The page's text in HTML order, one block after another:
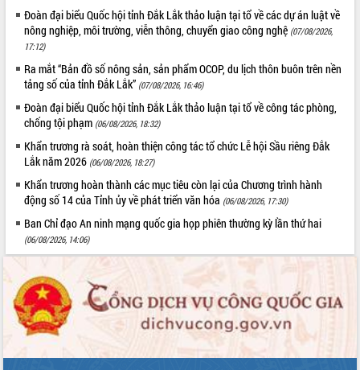
chuyển đổi số giai đoạn 2026 – 2030
với Tập đoàn Bưu chính Viễn thông
Việt Nam
Thứ trưởng Bộ Y tế làm việc với tỉnh
Đắk Lắk về phát triển nhân lực y tế
cho trạm y tế cấp xã
Du lịch Đắk Lắk nâng tầm trải nghiệm
du khách thông qua Hệ thống cơ sở dữ
liệu và Bản đồ số
Tập huấn ứng dụng trí tuệ nhân tạo (AI)
trong thương mại điện tử năm 2026
Đoàn đại biểu Quốc hội tỉnh Đắk Lắk
trao đổi thông tin trước Kỳ họp thứ
nhất, Quốc hội khóa XVI
thông nguồn lực phát triển
Nâng cao hiệu lực, hiệu quả HĐND
tỉnh thông qua hiện đại hóa hành chính
Xã Ea Phê gắn cải cách hành chính với
chuyển đổi số
Đoàn đại biểu Quốc hội tỉnh Đắk Lắk thảo luận tại tổ về các dự án luật về
nông nghiệp, môi trường, viễn thông, chuyển giao công nghệ (07/08/2026,
17:12)
Ra mắt “Bản đồ số nông sản, sản phẩm OCOP, du lịch thôn buôn trên nền
tảng số của tỉnh Đắk Lắk” (07/08/2026, 16:46)
Đoàn đại biểu Quốc hội tỉnh Đắk Lắk thảo luận tại tổ về công tác phòng,
chống tội phạm (06/08/2026, 18:32)
Khẩn trương rà soát, hoàn thiện công tác tổ chức Lễ hội Sầu riêng Đắk
Lắk năm 2026 (06/08/2026, 18:27)
Khẩn trương hoàn thành các mục tiêu còn lại của Chương trình hành
động số 14 của Tỉnh ủy về phát triển văn hóa (06/08/2026, 17:30)
Ban Chỉ đạo An ninh mạng quốc gia họp phiên thường kỳ lần thứ hai
(06/08/2026, 14:06)